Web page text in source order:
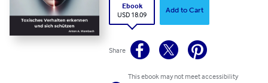
Ebook
USD 18.09
Add to Cart
Share
This ebook may not meet accessibility